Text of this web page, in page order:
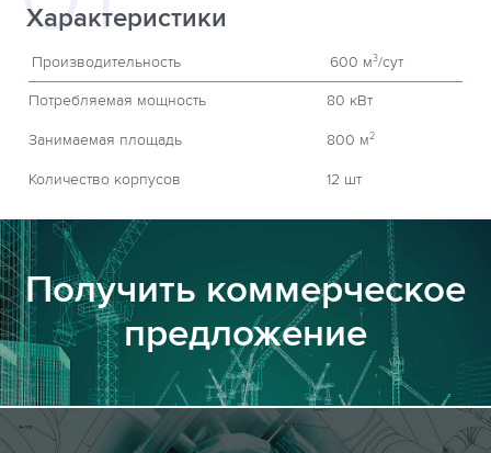
Характеристики
Производительность 600 м3/сут
Потребляемая мощность 80 кВт
Занимаемая площадь 800 м2
Количество корпусов 12 шт
Получить коммерческое
предложение